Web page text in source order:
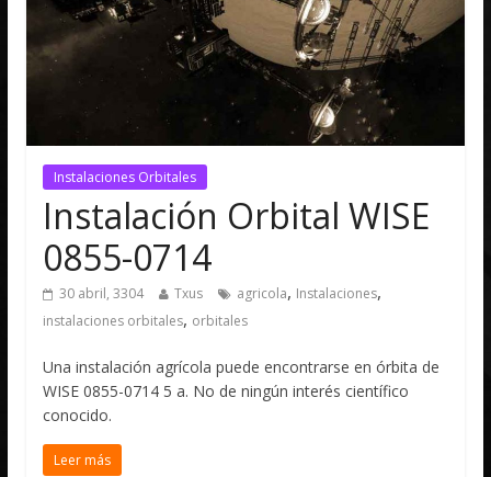
Instalaciones Orbitales
Instalación Orbital WISE
0855-0714
30 abril, 3304 Txus agricola, Instalaciones,
instalaciones orbitales, orbitales
Una instalación agrícola puede encontrarse en órbita de
WISE 0855-0714 5 a. No de ningún interés científico
conocido.
Leer más